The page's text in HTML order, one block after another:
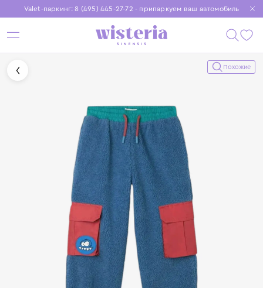
Valet-паркинг: 8 (495) 445-27-72 - припаркуем ваш автомобиль
Бесплатная доставка при заказе от 15 000 ₽
Установите приложение, чтобы покупки были еще удобнее
Похожие